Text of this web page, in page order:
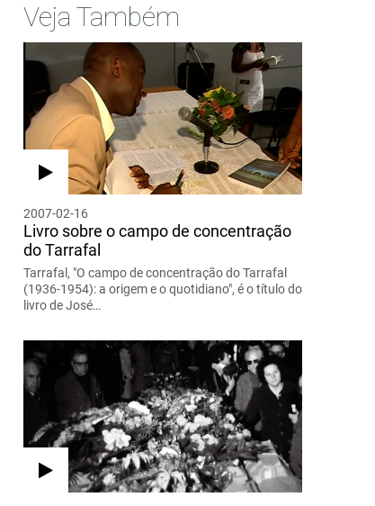
Veja Também
2007-02-16
Livro sobre o campo de concentração
do Tarrafal
Tarrafal, "O campo de concentração do Tarrafal
(1936-1954): a origem e o quotidiano", é o título do
livro de José…